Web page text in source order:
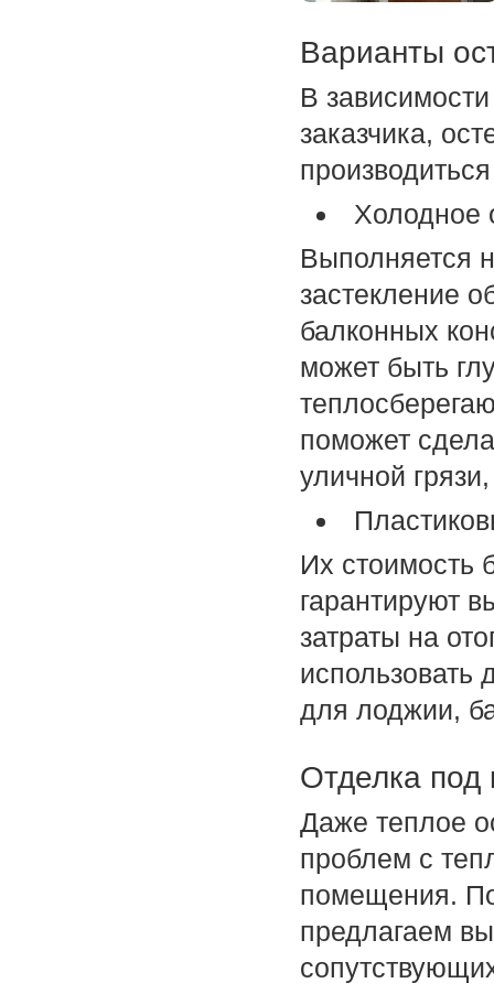
Варианты
В
заказчика,
Холодное
Выполняется
застекление
балконных
может быть
поможет
уличной
Их стоимость
гарантируют
затраты на
использовать
для лоджии,
Отделка под
Даже теплое
проблем с
помещения.
предлагаем